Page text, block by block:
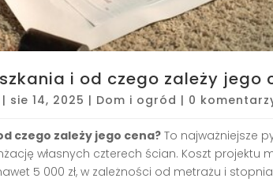
i od czego zależy jego
| sie 14, 2025 | Dom i ogród | 0
czego zależy jego cena? To najważniejsze
własnych czterech ścian. Koszt projektu
5 000 zł, w zależności od metrażu i